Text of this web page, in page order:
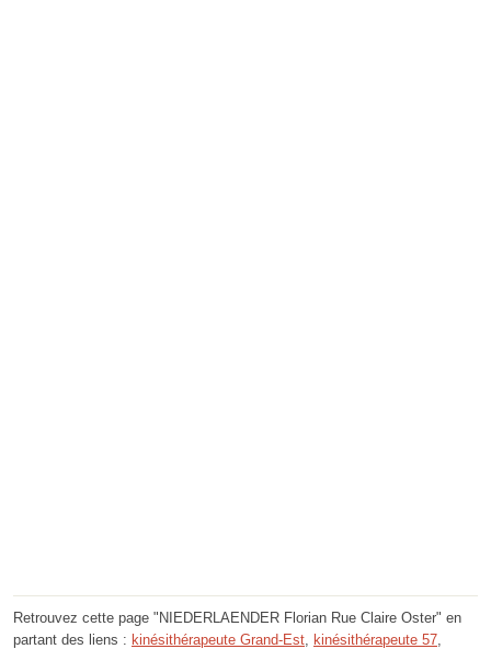
Retrouvez cette page "NIEDERLAENDER Florian Rue Claire Oster" en
partant des liens : kinésithérapeute Grand-Est, kinésithérapeute 57,